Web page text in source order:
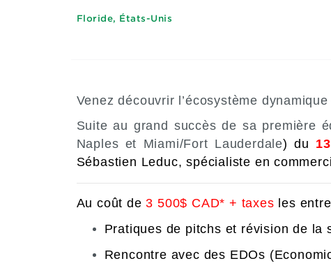
Floride, États-Unis
Venez découvrir l’écosystème
Suite au grand succès de sa première
Naples et Miami/Fort Lauderdale) du
Sébastien Leduc, spécialiste en
Au coût de3 500$ CAD* + taxes les
Pratiques de pitchs et révision de la
Rencontre avec des EDOs